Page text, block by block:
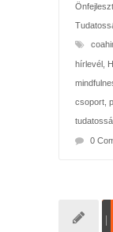
hírlevél,
csoport,
0